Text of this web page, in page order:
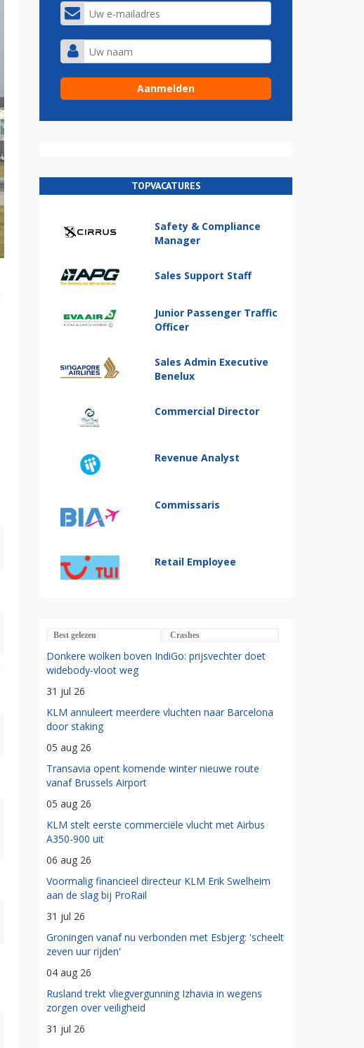
TOPVACATURES
Safety & Compliance
Manager
Sales Support Staff
Junior Passenger Traffic
Officer
Sales Admin Executive
Benelux
Commercial Director
Revenue Analyst
Commissaris
Retail Employee
Best gelezen Crashes
Donkere wolken boven IndiGo: prijsvechter doet
widebody-vloot weg
31 jul 26
KLM annuleert meerdere vluchten naar Barcelona
door staking
05 aug 26
Transavia opent komende winter nieuwe route
vanaf Brussels Airport
05 aug 26
KLM stelt eerste commerciële vlucht met Airbus
A350-900 uit
06 aug 26
Voormalig financieel directeur KLM Erik Swelheim
aan de slag bij ProRail
31 jul 26
Groningen vanaf nu verbonden met Esbjerg: 'scheelt
zeven uur rijden'
04 aug 26
Rusland trekt vliegvergunning Izhavia in wegens
zorgen over veiligheid
31 jul 26